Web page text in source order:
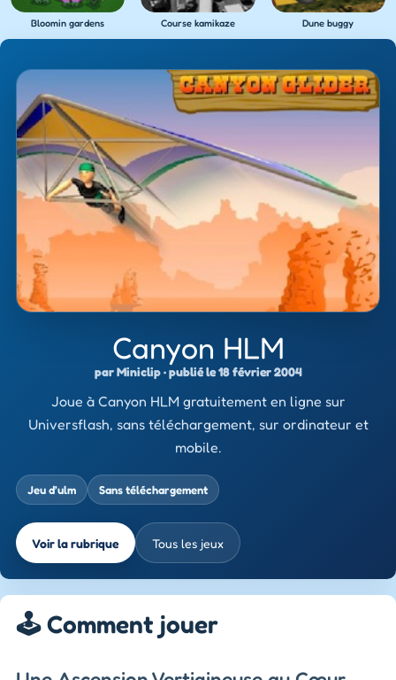
Canyon HLM
par Miniclip · publié le 18 février 2004
Joue à Canyon HLM gratuitement en ligne sur
Universflash, sans téléchargement, sur ordinateur et
mobile.
Jeu d’ulm Sans téléchargement
Voir la rubrique Tous les jeux
🕹️ Comment jouer
Bloomin gardens Course kamikaze Dune buggy